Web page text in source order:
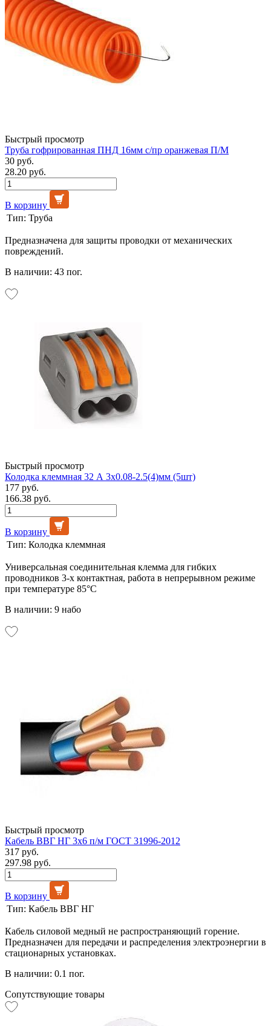
Быстрый просмотр
Труба гофрированная ПНД 16мм с/пр оранжевая П/М
30 руб.
28.20 руб.
В корзину
Тип: Труба
Предназначена для защиты проводки от механических
повреждений.
В наличии: 43 пог.
Быстрый просмотр
Колодка клеммная 32 А 3x0.08-2.5(4)мм (5шт)
177 руб.
166.38 руб.
В корзину
Тип: Колодка клеммная
Универсальная соединительная клемма для гибких
проводников 3-х контактная, работа в непрерывном режиме
при температуре 85°C
В наличии: 9 набо
Быстрый просмотр
Кабель ВВГ НГ 3х6 п/м ГОСТ 31996-2012
317 руб.
297.98 руб.
В корзину
Тип: Кабель ВВГ НГ
Кабель силовой медный не распространяющий горение.
Предназначен для передачи и распределения электроэнергии в
стационарных установках.
В наличии: 0.1 пог.
Сопутствующие товары